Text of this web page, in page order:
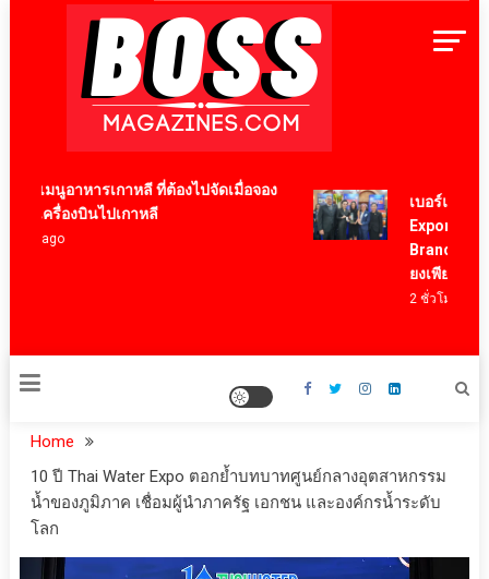
BossMagazinesThailand
เมนูอาหารเกาหลี ที่ต้องไปจัดเมื่อจอง
เครื่องบินไปเกาหลี
เบอร์แทรม คว้
Export Award
Brand ตอกย้ำ
ยงเพียวในระดั
2 ชั่วโมง ago
Home
10 ปี Thai Water Expo ตอกย้ำบทบาทศูนย์กลางอุตสาหกรรม
น้ำของภูมิภาค เชื่อมผู้นำภาครัฐ เอกชน และองค์กรน้ำระดับ
โลก